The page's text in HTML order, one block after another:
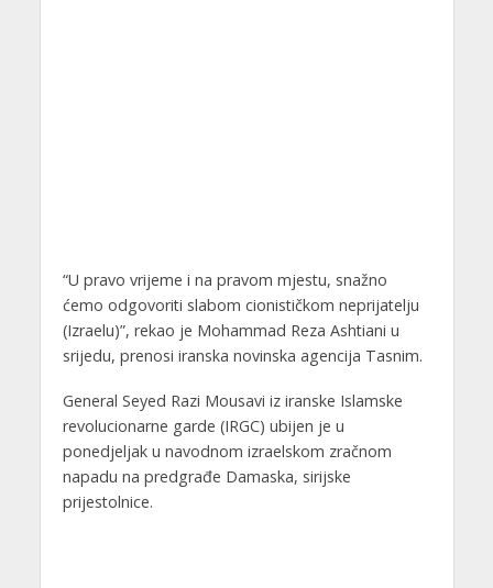
“U pravo vrijeme i na pravom mjestu, snažno
ćemo odgovoriti slabom cionističkom neprijatelju
(Izraelu)”, rekao je Mohammad Reza Ashtiani u
srijedu, prenosi iranska novinska agencija Tasnim.
General Seyed Razi Mousavi iz iranske Islamske
revolucionarne garde (IRGC) ubijen je u
ponedjeljak u navodnom izraelskom zračnom
napadu na predgrađe Damaska, sirijske
prijestolnice.